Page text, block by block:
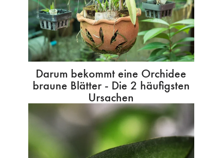
Darum bekommt eine Orchidee
braune Blätter - Die 2 häufigsten
Ursachen